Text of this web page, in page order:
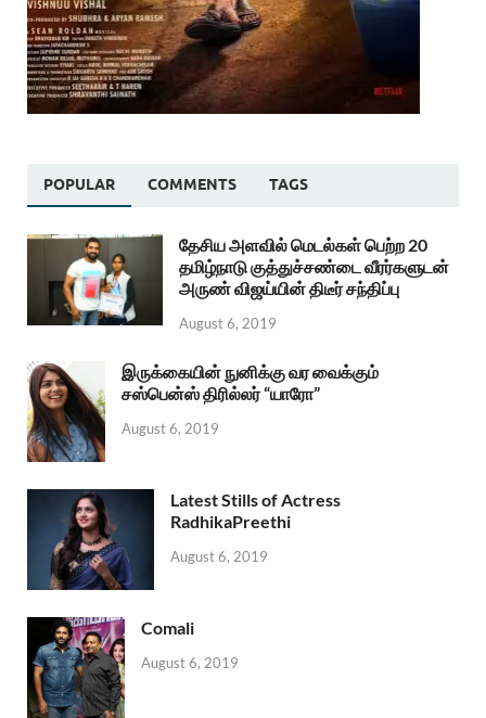
POPULAR COMMENTS TAGS
தேசிய அளவில் மெடல்கள் பெற்ற 20
தமிழ்நாடு குத்துச்சண்டை வீரர்களுடன்
அருண் விஜய்யின் திடீர் சந்திப்பு
August 6, 2019
இருக்கையின் நுனிக்கு வர வைக்கும்
சஸ்பென்ஸ் திரில்லர் “யாரோ”
August 6, 2019
Latest Stills of Actress
RadhikaPreethi
August 6, 2019
Comali
August 6, 2019